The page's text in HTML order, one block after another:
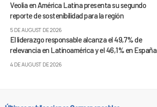
Veolia en América Latina presenta su segundo
reporte de sostenibilidad para la región
5 DE AUGUST DE 2026
El liderazgo responsable alcanza el 49,7% de
relevancia en Latinoamérica y el 46,1% en España
4 DE AUGUST DE 2026